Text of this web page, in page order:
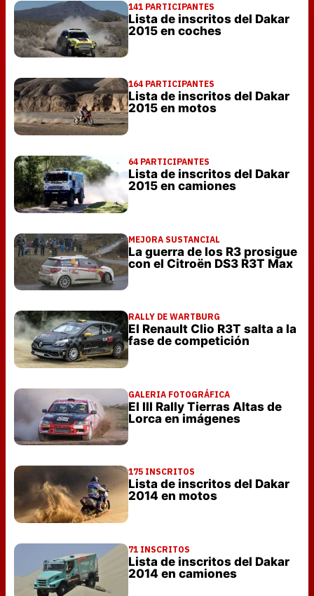
141 PARTICIPANTES
Lista de inscritos del Dakar
2015 en coches
164 PARTICIPANTES
Lista de inscritos del Dakar
2015 en motos
64 PARTICIPANTES
Lista de inscritos del Dakar
2015 en camiones
MEJORA SUSTANCIAL
La guerra de los R3 prosigue
con el Citroën DS3 R3T Max
RALLY DE WARTBURG
El Renault Clio R3T salta a la
fase de competición
GALERIA FOTOGRÁFICA
El III Rally Tierras Altas de
Lorca en imágenes
175 INSCRITOS
Lista de inscritos del Dakar
2014 en motos
71 INSCRITOS
Lista de inscritos del Dakar
2014 en camiones